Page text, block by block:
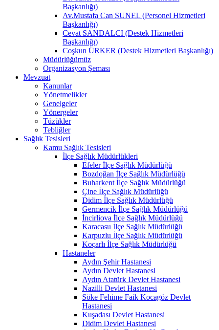
Başkanlığı)
Av.Mustafa Can SUNEL (Personel Hizmetleri
Başkanlığı)
Cevat SANDALCI (Destek Hizmetleri
Başkanlığı)
Coşkun ÜRKER (Destek Hizmetleri Başkanlığı)
Müdürlüğümüz
Organizasyon Şeması
Mevzuat
Kanunlar
Yönetmelikler
Genelgeler
Yönergeler
Tüzükler
Tebliğler
Sağlık Tesisleri
Kamu Sağlık Tesisleri
İlçe Sağlık Müdürlükleri
Efeler İlçe Sağlık Müdürlüğü
Bozdoğan İlçe Sağlık Müdürlüğü
Buharkent İlçe Sağlık Müdürlüğü
Çine İlçe Sağlık Müdürlüğü
Didim İlçe Sağlık Müdürlüğü
Germencik İlçe Sağlık Müdürlüğü
İncirliova İlçe Sağlık Müdürlüğü
Karacasu İlçe Sağlık Müdürlüğü
Karpuzlu İlçe Sağlık Müdürlüğü
Koçarlı İlçe Sağlık Müdürlüğü
Hastaneler
Aydın Şehir Hastanesi
Aydın Devlet Hastanesi
Aydın Atatürk Devlet Hastanesi
Nazilli Devlet Hastanesi
Söke Fehime Faik Kocagöz Devlet
Hastanesi
Kuşadası Devlet Hastanesi
Didim Devlet Hastanesi